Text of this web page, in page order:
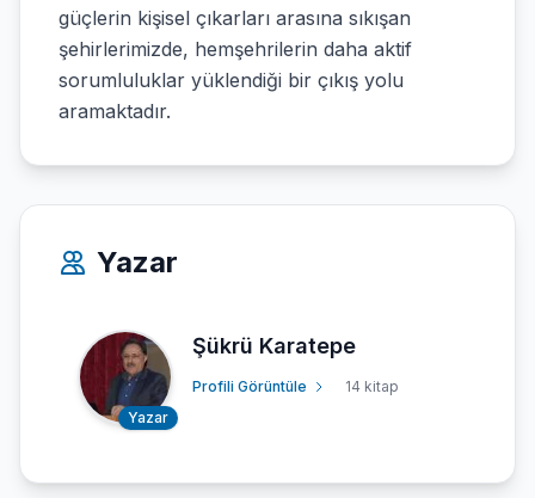
güçlerin kişisel çıkarları arasına sıkışan
şehirlerimizde, hemşehrilerin daha aktif
sorumluluklar yüklendiği bir çıkış yolu
aramaktadır.
Yazar
Yazar
Şükrü Karatepe
Profili Görüntüle 14 kitap